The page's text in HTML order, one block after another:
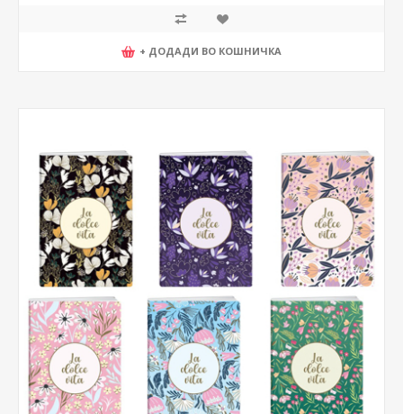
+ ДОДАДИ ВО КОШНИЧКА